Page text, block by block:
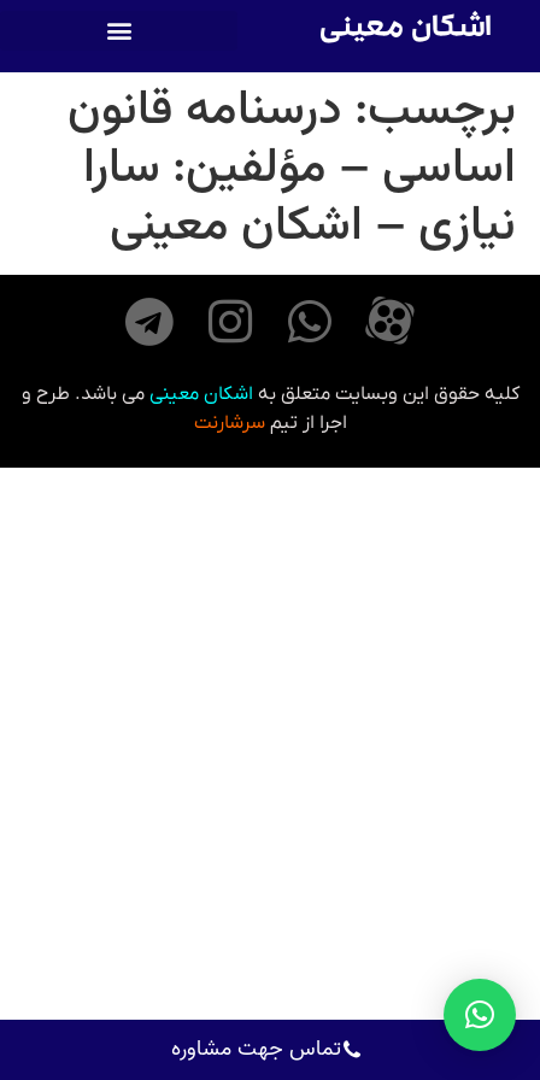
اشکان معینی
برچسب: درسنامه قانون
اساسی – مؤلفین: سارا
نیازی – اشکان معینی
کلیه حقوق این وبسایت متعلق به اشکان معینی می باشد. طرح و
اجرا از تیمسرشارنت
تماس جهت مشاوره